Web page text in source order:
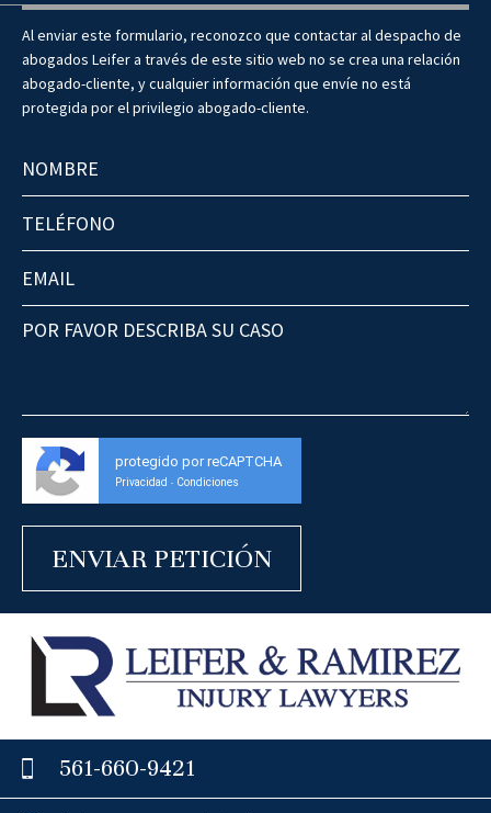
Al enviar este formulario, reconozco que contactar al despacho de
abogados Leifer a través de este sitio web no se crea una relación
abogado-cliente, y cualquier información que envíe no está
protegida por el privilegio abogado-cliente.
protegido por reCAPTCHA
Privacidad - Condiciones
561-660-9421